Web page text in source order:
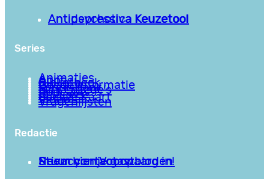
Antipsychotica Keuzetool
Antidepressiva Keuzetool
Series
Animaties
Apps
Bibliotheek
Goede informatie
Kennisbank
Mini college’s
Podcasts
Reviews
Sociale Kaart
Video’s
Vragenlijsten
Redactie
Privacy en Voorwaarden
Stuur hier je gastblog in!
Neem contact op